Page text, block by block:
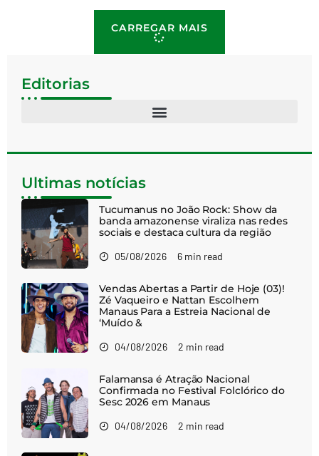
CARREGAR MAIS
Editorias
Ultimas notícias
Tucumanus no João Rock: Show da
banda amazonense viraliza nas redes
sociais e destaca cultura da região
05/08/2026 6 min read
Vendas Abertas a Partir de Hoje (03)!
Zé Vaqueiro e Nattan Escolhem
Manaus Para a Estreia Nacional de
‘Muído &
04/08/2026 2 min read
Falamansa é Atração Nacional
Confirmada no Festival Folclórico do
Sesc 2026 em Manaus
04/08/2026 2 min read